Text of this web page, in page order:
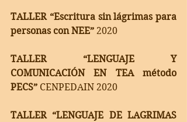
TALLER “Escritura sin lágrimas para
personas con NEE” 2020
TALLER “LENGUAJE Y
COMUNICACIÓN EN TEA método
PECS” CENPEDAIN 2020
TALLER “LENGUAJE DE LAGRIMAS